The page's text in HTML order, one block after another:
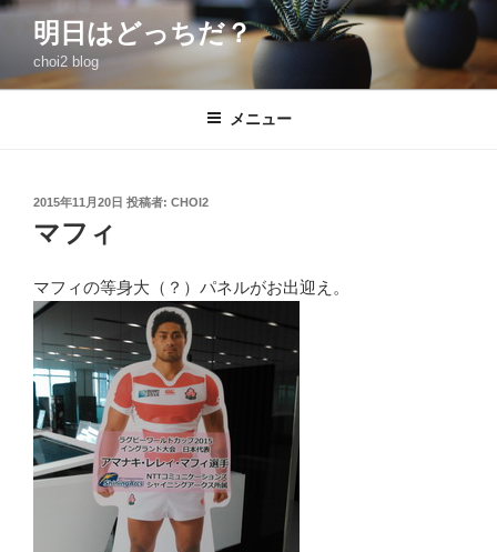
コ
ン
明日はどっちだ？
choi2 blog
メニュー
投
日:
2015年11月20日 投稿者: CHOI2
マフィ
マフィの等身大（？）パネルがお出迎え。